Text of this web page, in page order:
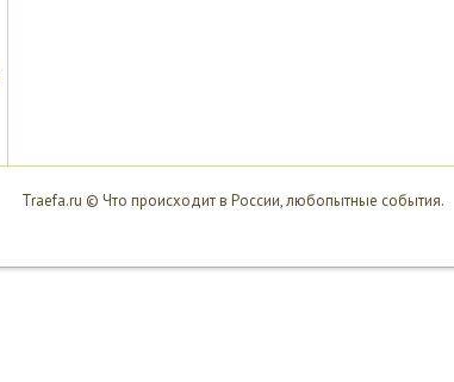
Traefa.ru © Что происходит в России, любопытные события.